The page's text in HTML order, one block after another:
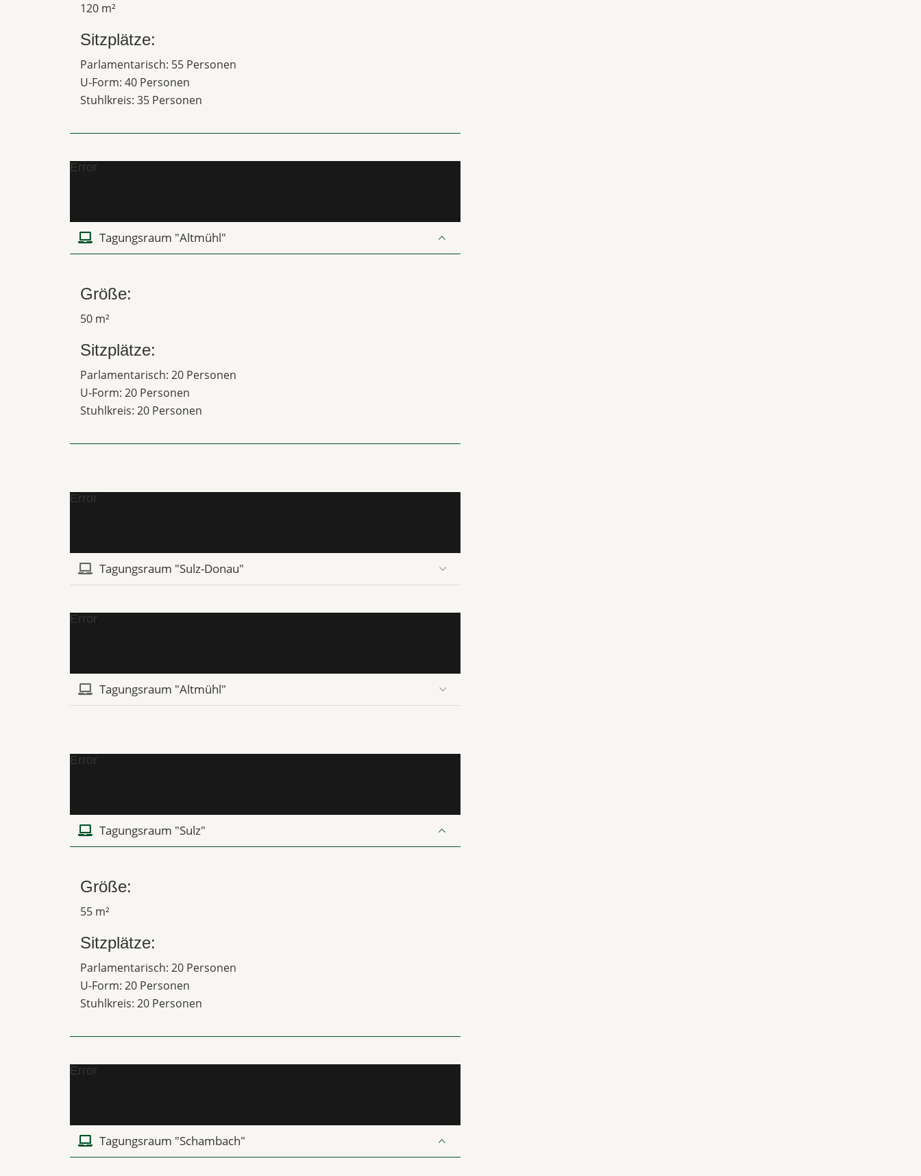
120 m²
Sitzplätze:
Parlamentarisch: 55 Personen
U-Form: 40 Personen
Stuhlkreis: 35 Personen
Error
Tagungsraum "Altmühl"
Größe:
50 m²
Sitzplätze:
Parlamentarisch: 20 Personen
U-Form: 20 Personen
Stuhlkreis: 20 Personen
Error
Tagungsraum "Sulz-Donau"
Error
Tagungsraum "Altmühl"
Error
Tagungsraum "Sulz"
Größe:
55 m²
Sitzplätze:
Parlamentarisch: 20 Personen
U-Form: 20 Personen
Stuhlkreis: 20 Personen
Error
Tagungsraum "Schambach"